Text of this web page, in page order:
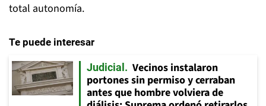
total autonomía.
Te puede interesar
Judicial
Vecinos instalaron
portones sin permiso y cerraban
antes que hombre volviera de